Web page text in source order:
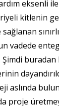
eksenli
kitlenin
vadede
buradan
aslında
proje